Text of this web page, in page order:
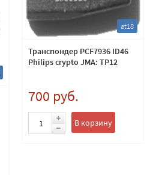
at18
Транспондер PCF7936 ID46
Philips crypto JMA: TP12
700 руб.
В корзину